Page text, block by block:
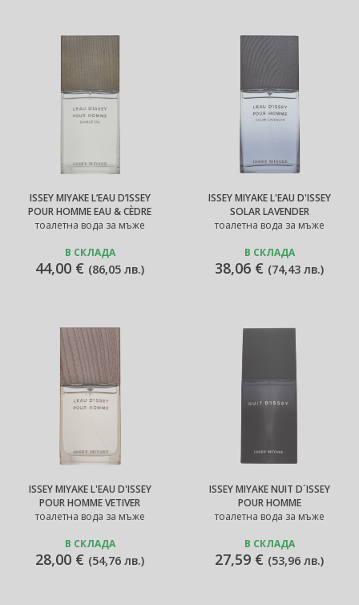
ISSEY MIYAKE L’EAU D’ISSEY
POUR HOMME EAU & CÈDRE
тоалетна вода за мъже
В СКЛАДА
44,00 € (86,05 лв.)
ISSEY MIYAKE L'EAU D'ISSEY
SOLAR LAVENDER
тоалетна вода за мъже
В СКЛАДА
38,06 € (74,43 лв.)
ISSEY MIYAKE L'EAU D'ISSEY
POUR HOMME VETIVER
тоалетна вода за мъже
В СКЛАДА
28,00 € (54,76 лв.)
ISSEY MIYAKE NUIT D´ISSEY
POUR HOMME
тоалетна вода за мъже
В СКЛАДА
27,59 € (53,96 лв.)